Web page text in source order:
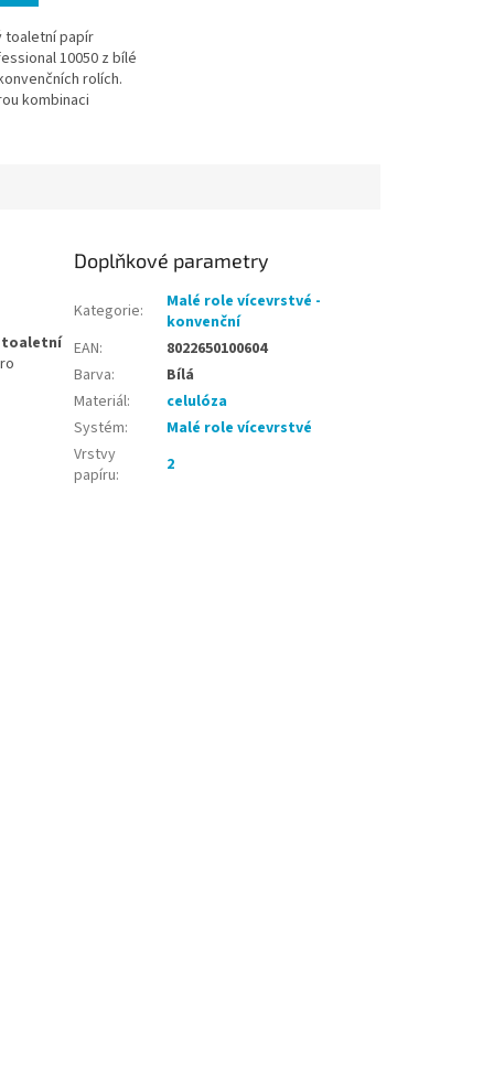
toaletní papír
10050 z bílé
rolích.
kombinaci
toaletní
Doplňkové parametry
Kategorie:
Malé role vícevrstvé -
konvenční
EAN:
8022650100604
Barva:
Bílá
Materiál:
celulóza
Systém:
Malé role vícevrstvé
Vrstvy
papíru: 2